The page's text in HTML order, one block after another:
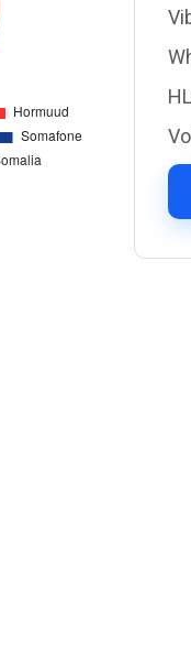
API.
Flash